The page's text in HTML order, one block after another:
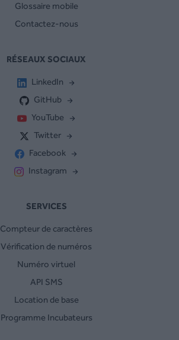
Glossaire mobile
Contactez-nous
RÉSEAUX SOCIAUX
LinkedIn
GitHub
YouTube
Twitter
Facebook
Instagram
SERVICES
Compteur de caractères
Vérification de numéros
Numéro virtuel
API SMS
Location de base
Programme Incubateurs